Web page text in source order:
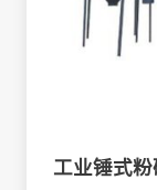
工业锤式